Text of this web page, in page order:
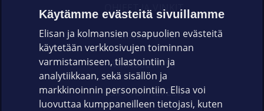
OHJEET JA VINKIT
OMAYHTEISÖ
VIANSELVITYS
ASIAKASPALVELU
Käytämme evästeitä sivuillamme
Elisan ja kolmansien osapuolien evästeitä
käytetään verkkosivujen toiminnan
varmistamiseen, tilastointiin ja
analytiikkaan, sekä sisällön ja
markkinoinnin personointiin. Elisa voi
luovuttaa kumppaneilleen tietojasi, kuten